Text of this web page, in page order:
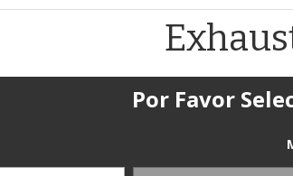
Por Favor